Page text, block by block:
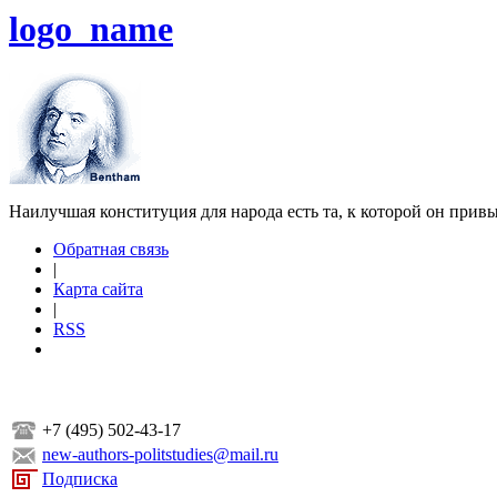
logo_name
Наилучшая конституция для народа есть та, к которой он
Обратная связь
|
Карта сайта
|
RSS
+7 (495) 502-43-17
new-authors-politstudies@mail.ru
Подписка